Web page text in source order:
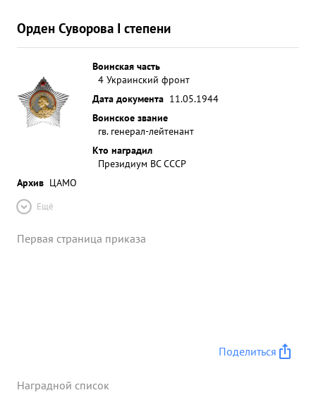
Орден Суворова I степени
Воинская часть
4 Украинский фронт
Дата документа 11.05.1944
Воинское звание
гв. генерал-лейтенант
Кто наградил
Президиум ВС СССР
Архив ЦАМО
Ещё
Первая страница приказа
Поделиться
Наградной список